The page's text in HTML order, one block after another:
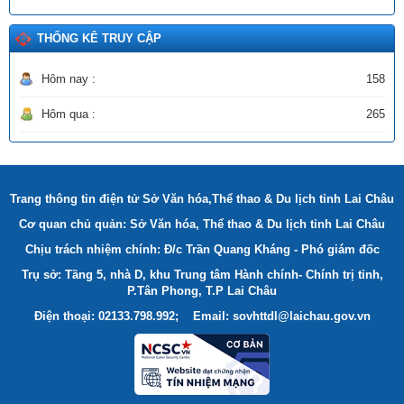
THỐNG KÊ TRUY CẬP
Hôm nay : 158
Hôm qua : 265
Trang thông tin điện tử Sở Văn hóa,Thể thao & Du lịch tỉnh Lai Châu
Cơ quan chủ quản: Sở Văn hóa, Thể thao & Du lịch tỉnh Lai Châu
Chịu trách nhiệm chính: Đ/c Trần Quang Kháng - Phó giám đốc
Trụ sở: Tầng 5, nhà D, khu Trung tâm Hành chính- Chính trị tỉnh,
P.Tân Phong, T.P Lai Châu
Điện thoại: 02133.798.992; Email: sovhttdl@laichau.gov.vn